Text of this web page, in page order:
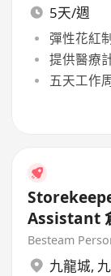
5天/週
彈性花紅
提供醫療
五天工作
Storekeeper /
Assistant
Besteam
九龍城,